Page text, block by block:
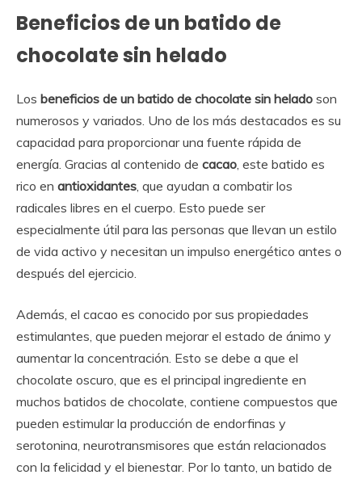
Beneficios de un batido de
chocolate sin helado
Los beneficios de un batido de chocolate sin helado son
numerosos y variados. Uno de los más destacados es su
capacidad para proporcionar una fuente rápida de
energía. Gracias al contenido de cacao , este batido es
rico en antioxidantes , que ayudan a combatir los
radicales libres en el cuerpo. Esto puede ser
especialmente útil para las personas que llevan un estilo
de vida activo y necesitan un impulso energético antes o
después del ejercicio.
Además, el cacao es conocido por sus propiedades
estimulantes, que pueden mejorar el estado de ánimo y
aumentar la concentración. Esto se debe a que el
chocolate oscuro, que es el principal ingrediente en
muchos batidos de chocolate, contiene compuestos que
pueden estimular la producción de endorfinas y
serotonina, neurotransmisores que están relacionados
con la felicidad y el bienestar. Por lo tanto, un batido de